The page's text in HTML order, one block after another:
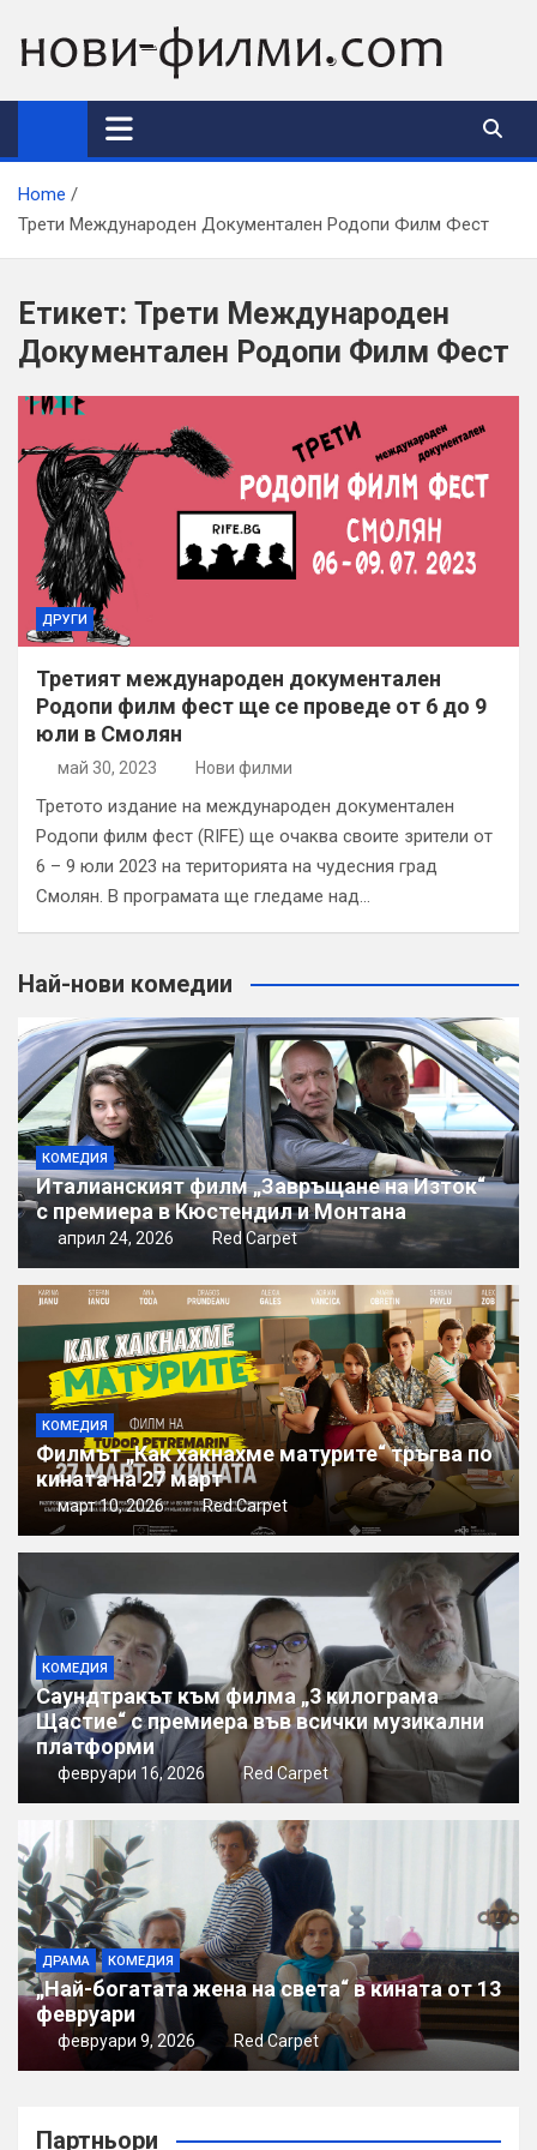
content
Home
Трети Международен Документален Родопи Филм Фест
Етикет: Трети Международен
Документален Родопи Филм Фест
ДРУГИ
Третият международен документален
Родопи филм фест ще се проведе от 6 до 9
юли в Смолян
май 30, 2023 Нови филми
Третото издание на международен документален
Родопи филм фест (RIFE) ще очаква своите зрители от
6 – 9 юли 2023 на територията на чудесния град
Смолян. В програмата ще гледаме над…
Най-нови комедии
КОМЕДИЯ
Италианският филм „Завръщане на Изток“
с премиера в Кюстендил и Монтана
април 24, 2026 Red Carpet
КОМЕДИЯ
Филмът „Как хакнахме матурите“ тръгва по
кината на 27 март
март 10, 2026 Red Carpet
КОМЕДИЯ
Саундтракът към филма „3 килограма
Щастие“ с премиера във всички музикални
платформи
февруари 16, 2026 Red Carpet
ДРАМА КОМЕДИЯ
„Най-богатата жена на света“ в кината от 13
февруари
февруари 9, 2026 Red Carpet
Партньори